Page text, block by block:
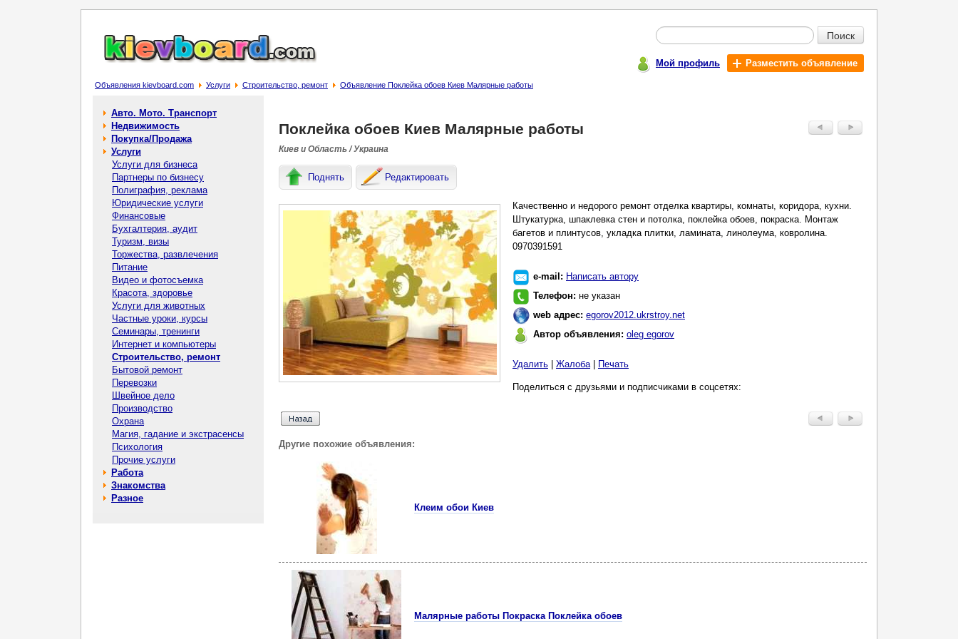
Поиск
Мой профиль Разместить объявление
Объявления kievboard.com Услуги Строительство, ремонт Объявление Поклейка обоев Киев Малярные работы
Авто. Мото. Транспорт
Недвижимость
Покупка/Продажа
Услуги
Услуги для бизнеса
Партнеры по бизнесу
Полиграфия, реклама
Юридические услуги
Финансовые
Бухгалтерия, аудит
Туризм, визы
Торжества, развлечения
Питание
Видео и фотосъемка
Красота, здоровье
Услуги для животных
Частные уроки, курсы
Семинары, тренинги
Интернет и компьютеры
Строительство, ремонт
Бытовой ремонт
Перевозки
Швейное дело
Производство
Охрана
Магия, гадание и экстрасенсы
Психология
Прочие услуги
Работа
Знакомства
Разное
Поклейка обоев Киев Малярные работы
Киев и Область / Украина
Поднять Редактировать
Качественно и недорого ремонт отделка квартиры, комнаты, коридора, кухни.
Штукатурка, шпаклевка стен и потолка, поклейка обоев, покраска. Монтаж
багетов и плинтусов, укладка плитки, ламината, линолеума, ковролина.
0970391591
e-mail: Написать автору
Телефон: не указан
web адрес: egorov2012.ukrstroy.net
Автор объявления: oleg egorov
Удалить Жалоба| Печать
Поделиться с друзьями и подписчиками в соцсетях:
Другие похожие объявления:
Клеим обои Киев
Малярные работы Покраска Поклейка обоев